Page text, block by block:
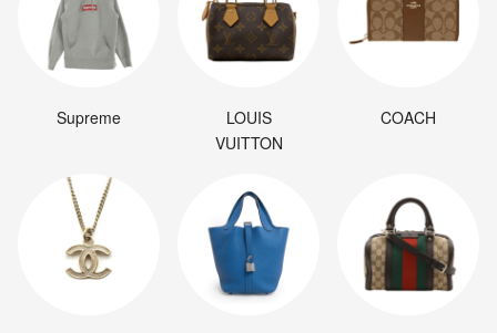
Supreme
LOUIS
VUITTON
COACH